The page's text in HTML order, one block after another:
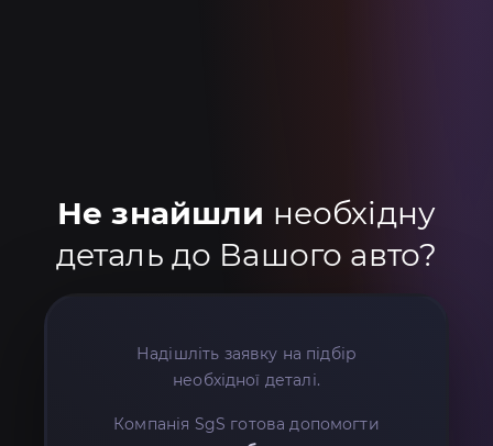
Не знайшли необхідну
деталь до Вашого авто?
Надішліть заявку на підбір
необхідної деталі.
Компанія SgS готова допомогти